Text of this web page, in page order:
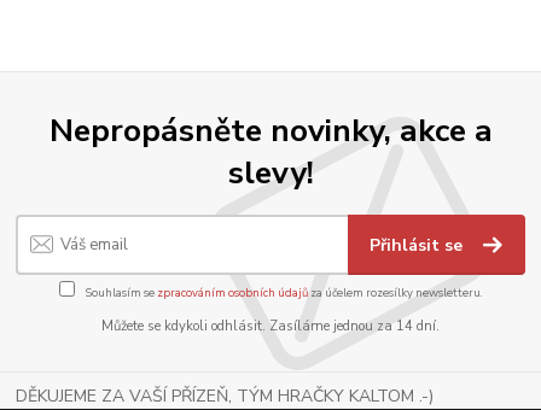
Nepropásněte novinky, akce a
slevy!
Přihlásit se
Souhlasím se zpracováním osobních údajůza účelem rozesílky newsletteru.
Můžete se kdykoli odhlásit. Zasíláme jednou za 14 dní.
DĚKUJEME ZA VAŠÍ PŘÍZEŇ, TÝM HRAČKY KALTOM .-)